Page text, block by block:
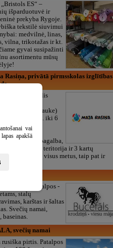
ES“ –
išparduotuvė ir
prekyba Rygoje.
tekstilė siuvimui
medvilnė, linas,
vilna, trikotažas ir kt.
gyvai susipažinti
asortimentu mūsų
Rasiņa, privātā pirmsskolas izglītības
vaikų darželis
(Zasulauke)
nuo 10 mėn. iki 6
Licencijuotos
(LV/RU),
speciali pagalba,
didelė žalia teritorija ir 3 kartų
Dirbame visus metus, taip pat ir
užeigos patalpos -
stalų
karštas ir šaltas
Svečių namai,
baseinas.
svečių namai
rusiška pirtis. Patalpos
vai
apakšā